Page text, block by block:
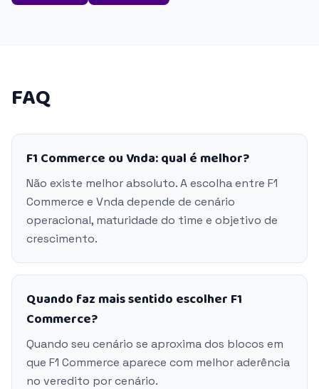
FAQ
F1 Commerce ou Vnda: qual é melhor?
Não existe melhor absoluto. A escolha entre F1
Commerce e Vnda depende de cenário
operacional, maturidade do time e objetivo de
crescimento.
Quando faz mais sentido escolher F1
Commerce?
Quando seu cenário se aproxima dos blocos em
que F1 Commerce aparece com melhor aderência
no veredito por cenário.